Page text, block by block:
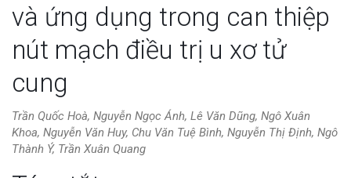
và ứng dụng trong can thiệp
nút mạch điều trị u xơ tử
cung
Trần Quốc Hoà, Nguyễn Ngọc Ánh, Lê Văn Dũng, Ngô Xuân
Khoa, Nguyễn Văn Huy, Chu Văn Tuệ Bình, Nguyễn Thị Định, Ngô
Thành Ý, Trần Xuân Quang